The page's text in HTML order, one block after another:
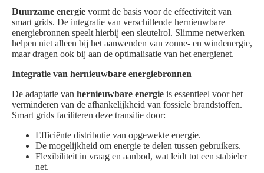
Duurzame energie vormt de basis voor de effectiviteit van
smart grids. De integratie van verschillende hernieuwbare
energiebronnen speelt hierbij een sleutelrol. Slimme netwerken
helpen niet alleen bij het aanwenden van zonne- en windenergie,
maar dragen ook bij aan de optimalisatie van het energienet.
Integratie van hernieuwbare energiebronnen
De adaptatie van hernieuwbare energie is essentieel voor het
verminderen van de afhankelijkheid van fossiele brandstoffen.
Smart grids faciliteren deze transitie door:
Efficiënte distributie van opgewekte energie.
De mogelijkheid om energie te delen tussen gebruikers.
Flexibiliteit in vraag en aanbod, wat leidt tot een stabieler
net.